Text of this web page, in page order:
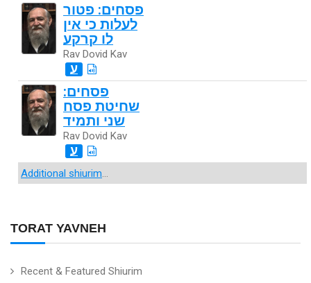
TORAT YAVNEH
Recent & Featured Shiurim
פסחים: פטור
לעלות כי אין
לו קרקע
Rav Dovid Kav
ע
פסחים:
שחיטת פסח
שני ותמיד
Rav Dovid Kav
ע
Additional shiurim...